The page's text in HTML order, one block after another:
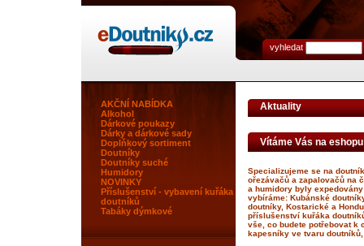
vyhledat
AKČNÍ NABÍDKA
Alkohol
Dárkové poukazy
Dárky a dárkové sady
Doplňkový sortiment
Doutníky
Doutníky suché
Humidory
NOVINKY
Příslušenství - vybavení kuřáka
doutníků
Tabáky dýmkové
Aktuality
Vítáme Vás na
Specializujeme se na
ořezávačů a zapalovačů na
a humidory byly
vybíráme: Kubánské
doutníky, Kostarické a
příslušenství kuřáka
vše, co budete potřebovat k
kapesníky ve tvaru